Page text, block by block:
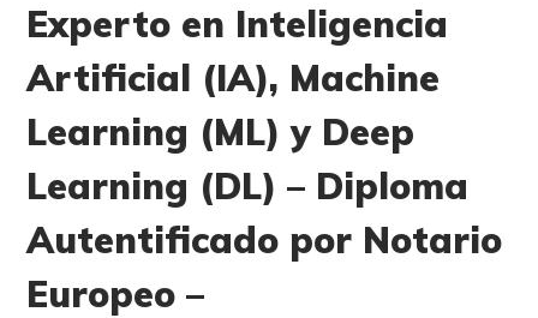
Experto en Inteligencia
Artificial (IA), Machine
Learning (ML) y Deep
Learning (DL) – Diploma
Autentificado por Notario
Europeo –